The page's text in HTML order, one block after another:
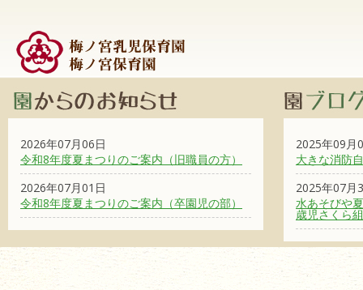
2026年07月06日
令和8年度夏まつりのご案内（旧職員の方）
2026年07月01日
令和8年度夏まつりのご案内（卒園児の部）
2025年09月
大きな消防
2025年07月
水あそびや
歳児さくら